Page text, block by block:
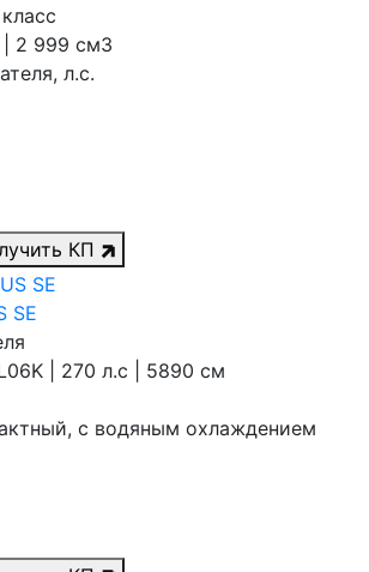
| 2 999 см3
л.с.
КП
SE
| 270 л.с | 5890 см
с водяным охлаждением